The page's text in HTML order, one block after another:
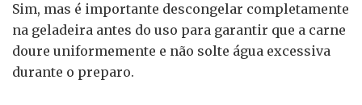
Sim, mas é importante descongelar completamente
na geladeira antes do uso para garantir que a carne
doure uniformemente e não solte água excessiva
durante o preparo.